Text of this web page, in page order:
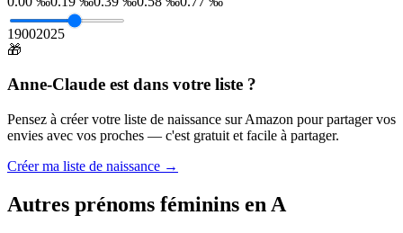
19002025
🎁
Anne-Claude est dans votre liste ?
Pensez à créer votre liste de naissance sur Amazon pour partager vos
envies avec vos proches — c'est gratuit et facile à partager.
Créer ma liste de naissance →
Autres prénoms féminins en A